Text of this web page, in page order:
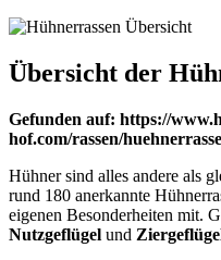
Übersicht der
Gefunden auf: https://
hof.com/rassen/
Hühner sind alles andere als
rund 180 anerkannte
eigenen Besonderheiten mit.
Nutzgeflügel und